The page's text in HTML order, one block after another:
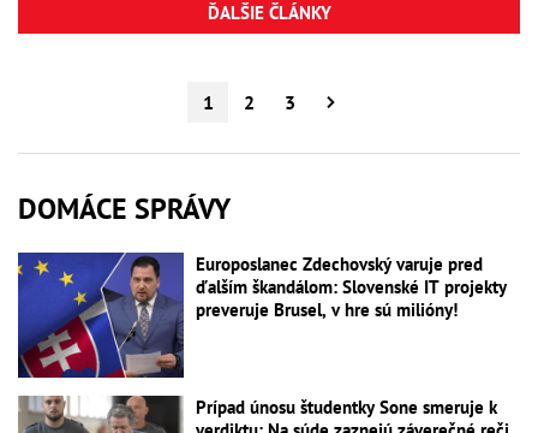
ĎALŠIE ČLÁNKY
1 2 3
DOMÁCE SPRÁVY
Europoslanec Zdechovský varuje pred
ďalším škandálom: Slovenské IT projekty
preveruje Brusel, v hre sú milióny!
Prípad únosu študentky Sone smeruje k